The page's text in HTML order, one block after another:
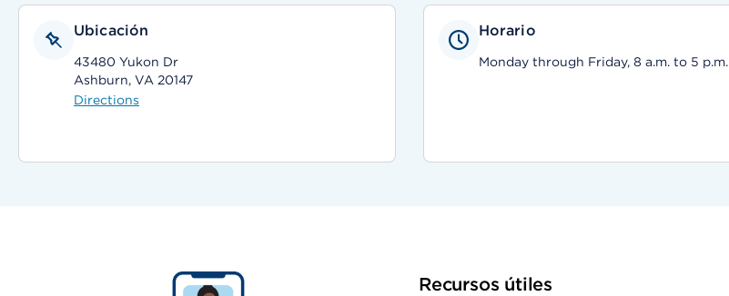
Ubicación
43480 Yukon Dr
Ashburn, VA 20147
Directions
Horario
Monday through Friday, 8 a.m. to 5 p.m.
Recursos útiles